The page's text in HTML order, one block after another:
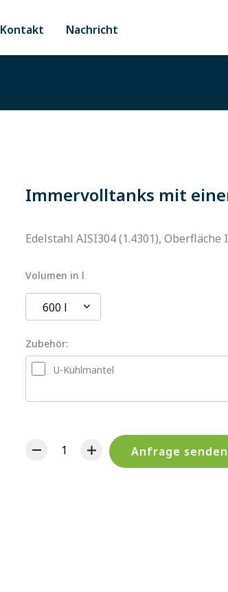
Kontakt Nachricht
Immervolltanks mit
Edelstahl AISI304 (1.4301),
Volumen in l
600 l
Zubehör:
U-Kühlmantel
Anfrage senden